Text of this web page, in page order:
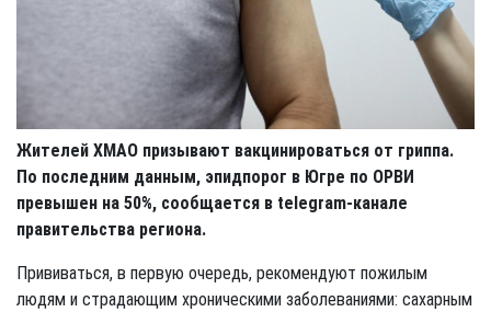
Жителей ХМАО призывают вакцинироваться от гриппа.
По последним данным, эпидпорог в Югре по ОРВИ
превышен на 50%, сообщается в telegram-канале
правительства региона.
Прививаться, в первую очередь, рекомендуют пожилым
людям и страдающим хроническими заболеваниями: сахарным